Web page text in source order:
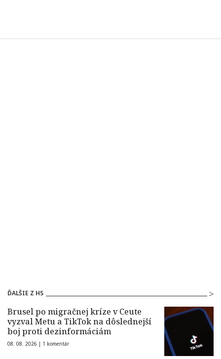
ĎALŠIE Z HS
Brusel po migračnej kríze v Ceute
vyzval Metu a TikTok na dôslednejší
boj proti dezinformáciám
08. 08. 2026 | 1 komentár